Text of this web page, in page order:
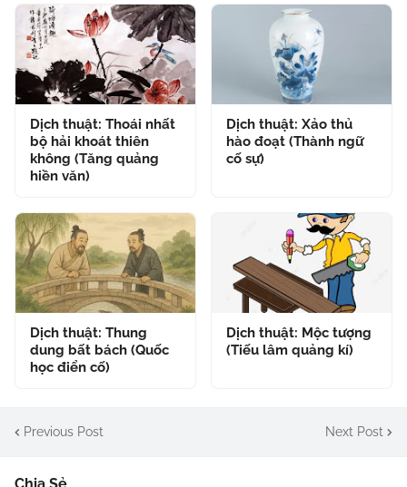
Dịch thuật: Thoái nhất
bộ hải khoát thiên
không (Tăng quảng
hiền văn)
Dịch thuật: Xảo thủ
hào đoạt (Thành ngữ
cố sự)
Dịch thuật: Thung
dung bất bách (Quốc
học điển cố)
Dịch thuật: Mộc tượng
(Tiếu lâm quảng kí)
Previous Post Next Post